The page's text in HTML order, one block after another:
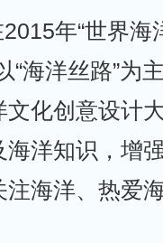
年“世界海
“海洋丝路”为
化创意设计
海洋知识，增
海洋、热爱